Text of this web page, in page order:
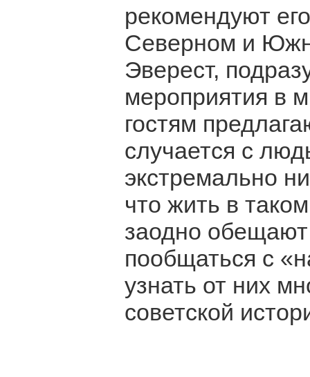
рекомендуют
Северном и
Эверест,
мероприятия в
гостям
случается с
экстремально
что жить в
заодно
пообщаться с
узнать от них
советской